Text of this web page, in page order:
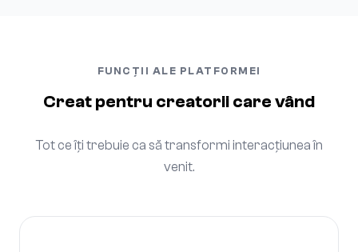
FUNCȚII ALE PLATFORMEI
Creat pentru creatorii care vând
Tot ce îți trebuie ca să transformi interacțiunea în
venit.